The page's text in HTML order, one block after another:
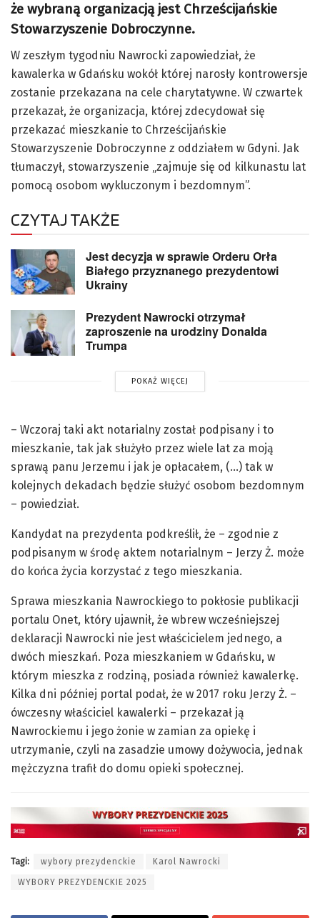
że wybraną organizacją jest Chrześcijańskie
Stowarzyszenie Dobroczynne.
W zeszłym tygodniu Nawrocki zapowiedział, że
kawalerka w Gdańsku wokół której narosły kontrowersje
zostanie przekazana na cele charytatywne. W czwartek
przekazał, że organizacja, której zdecydował się
przekazać mieszkanie to Chrześcijańskie
Stowarzyszenie Dobroczynne z oddziałem w Gdyni. Jak
tłumaczył, stowarzyszenie „zajmuje się od kilkunastu lat
pomocą osobom wykluczonym i bezdomnym”.
CZYTAJ TAKŻE
Jest decyzja w sprawie Orderu Orła
Białego przyznanego prezydentowi
Ukrainy
Prezydent Nawrocki otrzymał
zaproszenie na urodziny Donalda
Trumpa
POKAŻ WIĘCEJ
– Wczoraj taki akt notarialny został podpisany i to
mieszkanie, tak jak służyło przez wiele lat za moją
sprawą panu Jerzemu i jak je opłacałem, (…) tak w
kolejnych dekadach będzie służyć osobom bezdomnym
– powiedział.
Kandydat na prezydenta podkreślił, że – zgodnie z
podpisanym w środę aktem notarialnym – Jerzy Ż. może
do końca życia korzystać z tego mieszkania.
Sprawa mieszkania Nawrockiego to pokłosie publikacji
portalu Onet, który ujawnił, że wbrew wcześniejszej
deklaracji Nawrocki nie jest właścicielem jednego, a
dwóch mieszkań. Poza mieszkaniem w Gdańsku, w
którym mieszka z rodziną, posiada również kawalerkę.
Kilka dni później portal podał, że w 2017 roku Jerzy Ż. –
ówczesny właściciel kawalerki – przekazał ją
Nawrockiemu i jego żonie w zamian za opiekę i
utrzymanie, czyli na zasadzie umowy dożywocia, jednak
mężczyzna trafił do domu opieki społecznej.
Tagi: wybory prezydenckie Karol Nawrocki
WYBORY PREZYDENCKIE 2025